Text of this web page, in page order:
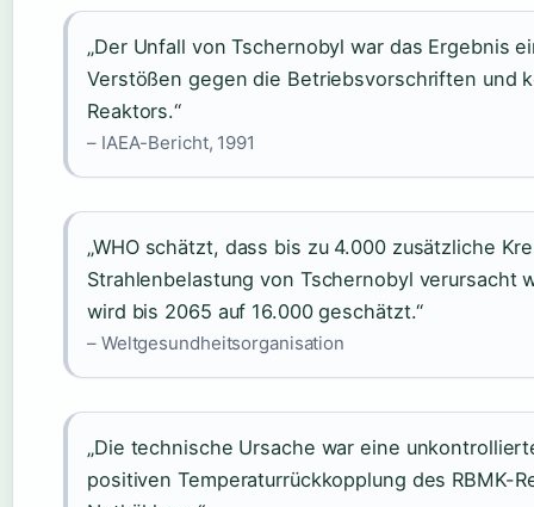
„Der Unfall von Tschernobyl war das Ergebnis
Verstößen gegen die Betriebsvorschriften und
Reaktors.“
– IAEA-Bericht, 1991
„WHO schätzt, dass bis zu 4.000 zusätzliche
Strahlenbelastung von Tschernobyl verursacht
wird bis 2065 auf 16.000 geschätzt.“
– Weltgesundheitsorganisation
„Die technische Ursache war eine
positiven Temperaturrückkopplung des RBMK-